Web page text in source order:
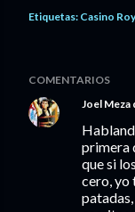
Etiquetas: Casino
COMENTARIOS
Joel Meza
primera
que si
cero, yo